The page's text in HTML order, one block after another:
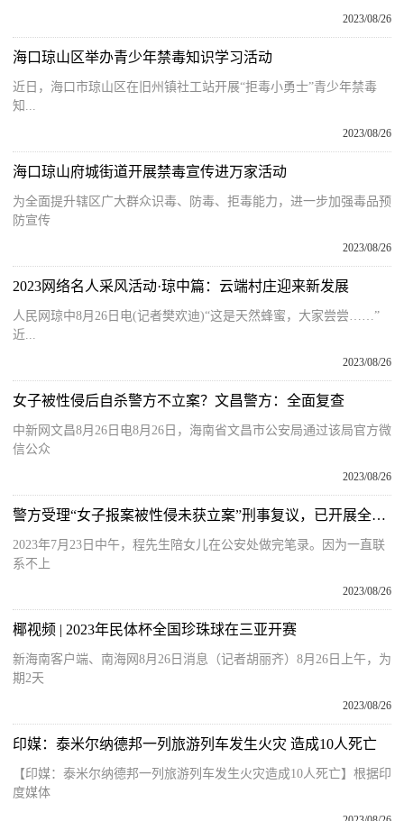
2023/08/26
海口琼山区举办青少年禁毒知识学习活动
近日，海口市琼山区在旧州镇社工站开展“拒毒小勇士”青少年禁毒
知...
2023/08/26
海口琼山府城街道开展禁毒宣传进万家活动
为全面提升辖区广大群众识毒、防毒、拒毒能力，进一步加强毒品预
防宣传
2023/08/26
2023网络名人采风活动·琼中篇：云端村庄迎来新发展
人民网琼中8月26日电(记者樊欢迪)“这是天然蜂蜜，大家尝尝……”
近...
2023/08/26
女子被性侵后自杀警方不立案？文昌警方：全面复查
中新网文昌8月26日电8月26日，海南省文昌市公安局通过该局官方微
信公众
2023/08/26
警方受理“女子报案被性侵未获立案”刑事复议，已开展全面复查 当事人遗书称“不懂用法律保护自己”
2023年7月23日中午，程先生陪女儿在公安处做完笔录。因为一直联
系不上
2023/08/26
椰视频 | 2023年民体杯全国珍珠球在三亚开赛
新海南客户端、南海网8月26日消息（记者胡丽齐）8月26日上午，为
期2天
2023/08/26
印媒：泰米尔纳德邦一列旅游列车发生火灾 造成10人死亡
【印媒：泰米尔纳德邦一列旅游列车发生火灾造成10人死亡】根据印
度媒体